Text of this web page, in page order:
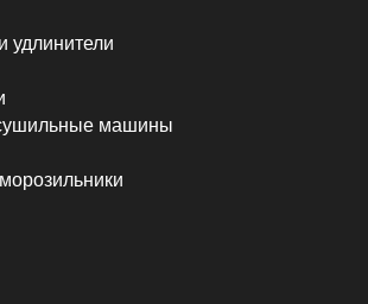
удлинители
машины